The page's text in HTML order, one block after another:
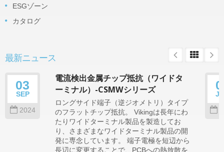
ESGゾーン
カタログ
最新ニュース
03
SEP
2024
電流検出金属チップ抵抗（ワイドタ
ーミナル）-CSMWシリーズ
ロングサイド端子（逆ジオメトリ）タイプ
のフラットチップ抵抗。 Vikingは長年にわ
たりワイドターミナル製品を製造してお
り、さまざまなワイドターミナル製品の開
発に専念しています。 端子電極を短辺から
長辺に変更することで、PCBへの熱放散を